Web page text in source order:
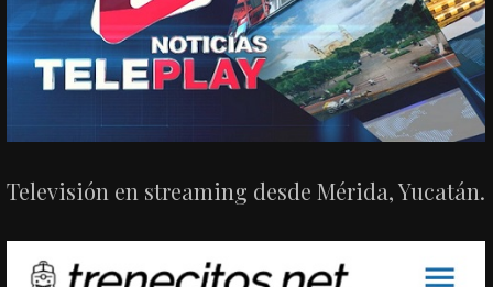
Televisión en streaming desde Mérida, Yucatán.